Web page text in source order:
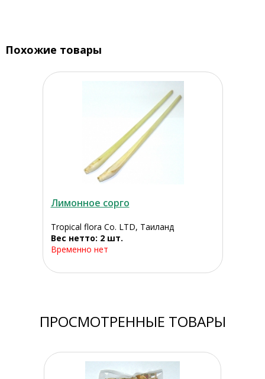
Похожие товары
Лимонное сорго
Tropical flora Co. LTD, Таиланд
Вес нетто: 2 шт.
Временно нет
ПРОСМОТРЕННЫЕ ТОВАРЫ